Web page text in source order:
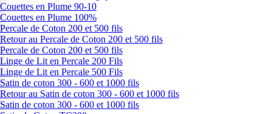
Couettes en Plume 90-10
Couettes en Plume 100%
Percale de Coton 200 et 500 fils
Retour au Percale de Coton 200 et 500 fils
Percale de Coton 200 et 500 fils
Linge de Lit en Percale 200 Fils
Linge de Lit en Percale 500 Fils
Satin de coton 300 - 600 et 1000 fils
Retour au Satin de coton 300 - 600 et 1000 fils
Satin de coton 300 - 600 et 1000 fils